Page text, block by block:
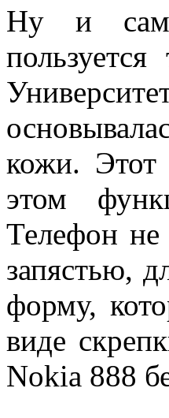
Ну и
кожи. Этот
этом
Телефон не
запястью,
форму,
виде
Nokia 888